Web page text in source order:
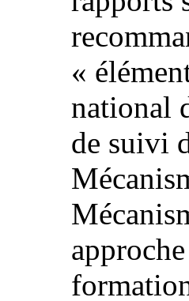
«
national
de suivi